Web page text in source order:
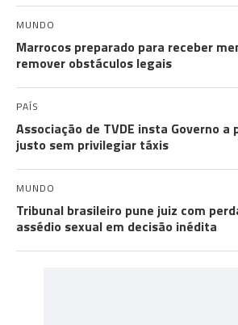
MUNDO
Marrocos preparado para receber
remover obstáculos legais
PAÍS
Associação de TVDE insta Governo
justo sem privilegiar táxis
MUNDO
Tribunal brasileiro pune juiz com
assédio sexual em decisão inédita